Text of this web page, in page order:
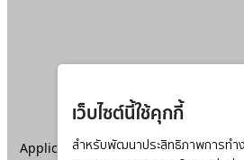
เว็บไซต์นี้ใช้คุกกี้
สำหรับพัฒนาประสิทธิภาพการทำง
Application error: aclient-side